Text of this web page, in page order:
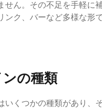
せん。その不足を手軽に
ンク、バーなど多様な形
の種類
いくつかの種類があり、